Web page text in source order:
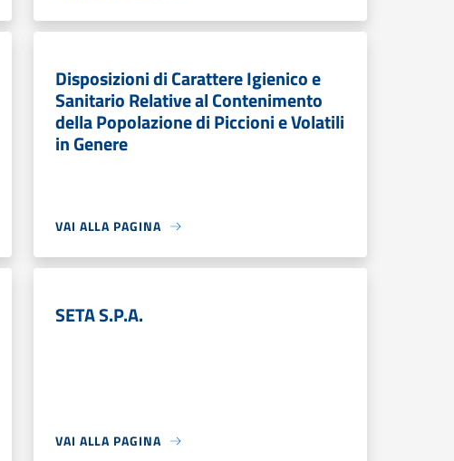
Disposizioni di Carattere Igienico e
Sanitario Relative al Contenimento
della Popolazione di Piccioni e Volatili
in Genere
VAI ALLA PAGINA
SETA S.P.A.
VAI ALLA PAGINA